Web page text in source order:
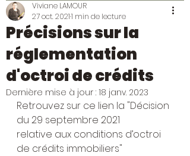
Précisions sur la
réglementation
d'octroi de crédits
Viviane LAMOUR
27 oct. 20211 min de lecture
Dernière mise à jour : 18 janv. 2023
Retrouvez sur ce lien la "Décision
du 29 septembre 2021
relative aux conditions d’octroi
de crédits immobiliers"